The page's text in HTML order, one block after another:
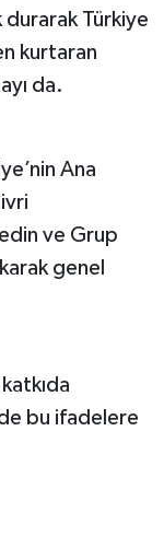
durarak Türkiye
kurtaran
da.
Ana
ve Grup
genel
bu ifadelere